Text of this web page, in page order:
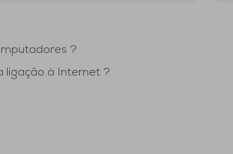
?
ligação à Internet ?